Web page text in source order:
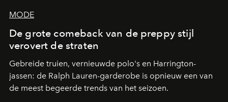
MODE
De grote comeback van de preppy stijl
verovert de straten
Gebreide truien, vernieuwde polo's en Harrington-
jassen: de Ralph Lauren-garderobe is opnieuw een van
de meest begeerde trends van het seizoen.